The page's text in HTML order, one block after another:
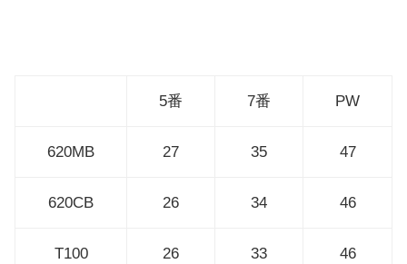
5番 7番 PW
620MB 27 35 47
620CB 26 34 46
T100 26 33 46